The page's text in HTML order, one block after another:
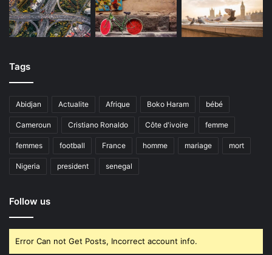
Tags
Abidjan Actualite Afrique Boko Haram bébé
Cameroun Cristiano Ronaldo Côte d'ivoire femme
femmes football France homme mariage mort
Nigeria president senegal
Follow us
Error Can not Get Posts, Incorrect account info.